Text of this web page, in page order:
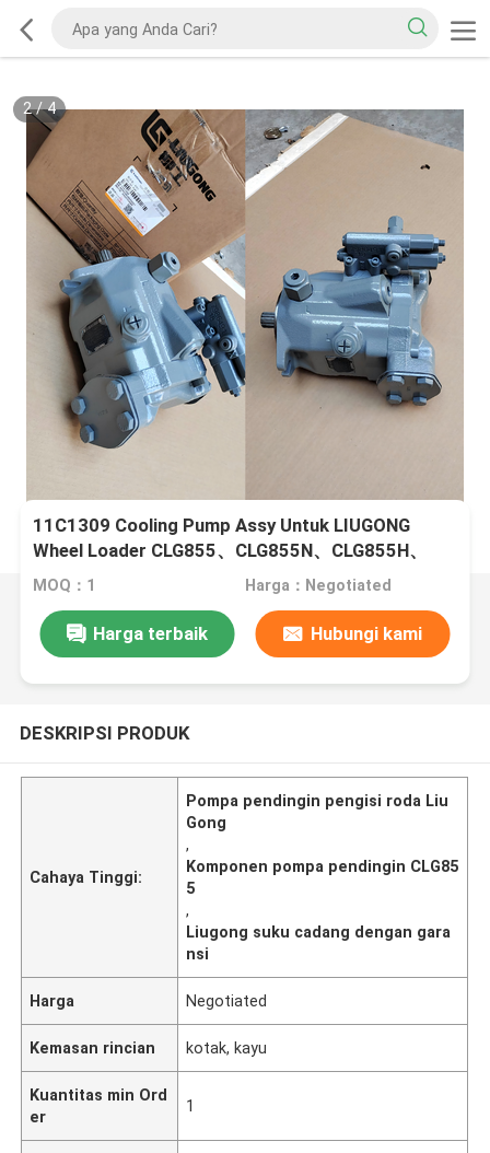
2/4
11C1309 Cooling Pump Assy Untuk LIUGONG
Wheel Loader CLG855、CLG855N、CLG855H、
CLG856、CLG850H、CLG860H
MOQ：1 Harga：Negotiated
Harga terbaik Hubungi kami
DESKRIPSI PRODUK
Cahaya Tinggi:
Pompa pendingin pengisi roda Liu
Gong
,
Komponen pompa pendingin CLG85
5
,
Liugong suku cadang dengan gara
nsi
Harga Negotiated
Kemasan rincian kotak, kayu
Kuantitas min Ord
er
1